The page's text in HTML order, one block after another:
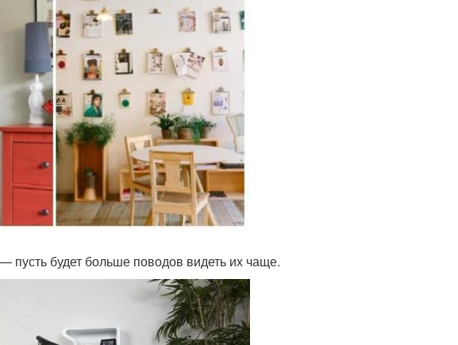
пусть будет больше поводов видеть их чаще.